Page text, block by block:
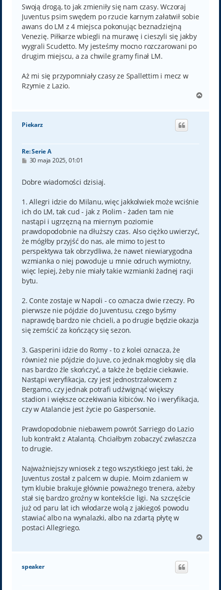
t
Swoją drogą, to jak zmieniły się nam czasy. Wczoraj
Juventus psim swędem po rzucie karnym załatwił sobie
awans do LM z 4 miejsca pokonując beznadziejną
Venezię. Piłkarze wbiegli na murawę i cieszyli się jakby
wygrali Scudetto. My jesteśmy mocno rozczarowani po
drugim miejscu, a za chwile gramy finał LM.
Aż mi się przypomniały czasy ze Spallettim i mecz w
Rzymie z Lazio.
g
Piekarz
Re: Serie A
P
t
30 maja 2025, 01:01
Dobre wiadomości dzisiaj.
1. Allegri idzie do Milanu, więc jakkolwiek może wciśnie
ich do LM, tak cud - jak z Piolim - żaden tam nie
nastąpi i ugrzęzną na miernym poziomie
prawdopodobnie na dłuższy czas. Also ciężko uwierzyć,
że mógłby przyjść do nas, ale mimo to jest to
perspektywa tak obrzydliwa, że nawet niewiarygodna
wzmianka o niej powoduje u mnie odruch wymiotny,
więc lepiej, żeby nie miały takie wzmianki żadnej racji
bytu.
2. Conte zostaje w Napoli - co oznacza dwie rzeczy. Po
pierwsze nie pójdzie do Juventusu, czego byśmy
naprawdę bardzo nie chcieli, a po drugie będzie okazja
się zemścić za kończący się sezon.
3. Gasperini idzie do Romy - to z kolei oznacza, że
również nie pójdzie do Juve, co jednak mogłoby się dla
nas bardzo źle skończyć, a także że będzie ciekawie.
Nastąpi weryfikacja, czy jest jednostrzałowcem z
Bergamo, czy jednak potrafi udźwignąć większy
stadion i większe oczekiwania kibiców. No i weryfikacja,
czy w Atalancie jest życie po Gaspersonie.
Prawdopodobnie niebawem powrót Sarriego do Lazio
lub kontrakt z Atalantą. Chciałbym zobaczyć zwłaszcza
to drugie.
Najważniejszy wniosek z tego wszystkiego jest taki, że
Juventus został z palcem w dupie. Moim zdaniem w
tym klubie brakuje głównie poważnego trenera, ażeby
stał się bardzo groźny w kontekście ligi. Na szczęście
już od paru lat ich włodarze wolą z jakiegoś powodu
stawiać albo na wynalazki, albo na zdartą płytę w
postaci Allegriego.
g
speaker